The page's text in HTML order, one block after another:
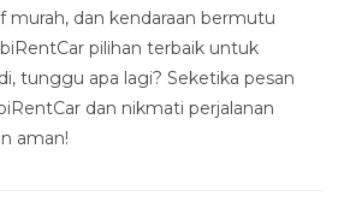
murah, dan kendaraan bermutu
pilihan terbaik untuk
tunggu apa lagi? Seketika pesan
dan nikmati perjalanan
aman!